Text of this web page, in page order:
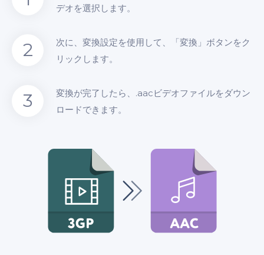
デオを選択します。
2
次に、変換設定を使用して、「変換」ボタンをク
リックします。
3
変換が完了したら、.aacビデオファイルをダウン
ロードできます。